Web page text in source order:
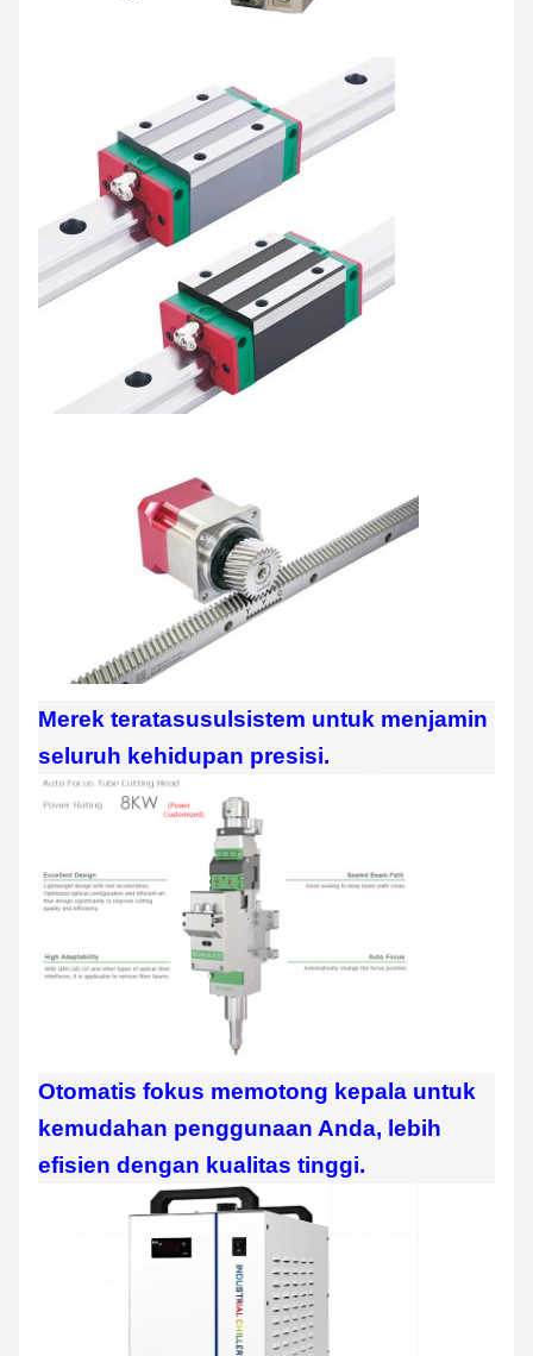
Merek teratasusul sistem untuk menjamin
seluruh kehidupan presisi.
Otomatis fokus memotong kepala untuk
kemudahan penggunaan Anda, lebih
efisien dengan kualitas tinggi.